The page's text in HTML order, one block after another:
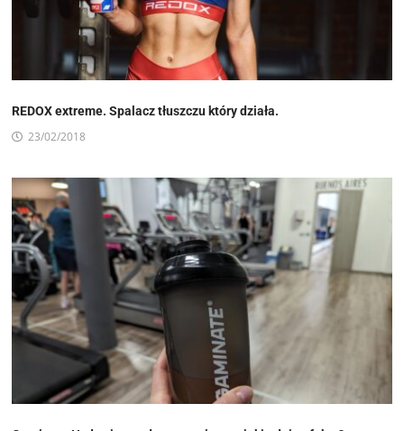
REDOX extreme. Spalacz tłuszczu który działa.
23/02/2018